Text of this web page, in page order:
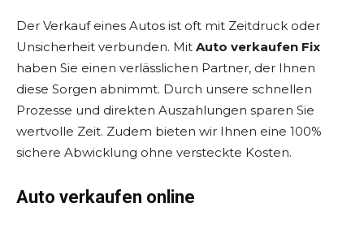
Der Verkauf eines Autos ist oft mit Zeitdruck oder
Unsicherheit verbunden. Mit Auto verkaufen Fix
haben Sie einen verlässlichen Partner, der Ihnen
diese Sorgen abnimmt. Durch unsere schnellen
Prozesse und direkten Auszahlungen sparen Sie
wertvolle Zeit. Zudem bieten wir Ihnen eine 100%
sichere Abwicklung ohne versteckte Kosten.
Auto verkaufen online